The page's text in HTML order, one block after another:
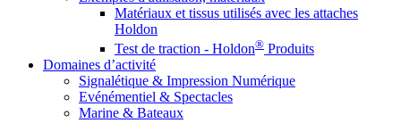
Matériaux et tissus utilisés avec les attaches
Holdon
Test de traction - Holdon® Produits
Domaines d’activité
Signalétique & Impression Numérique
Evénémentiel & Spectacles
Marine & Bateaux